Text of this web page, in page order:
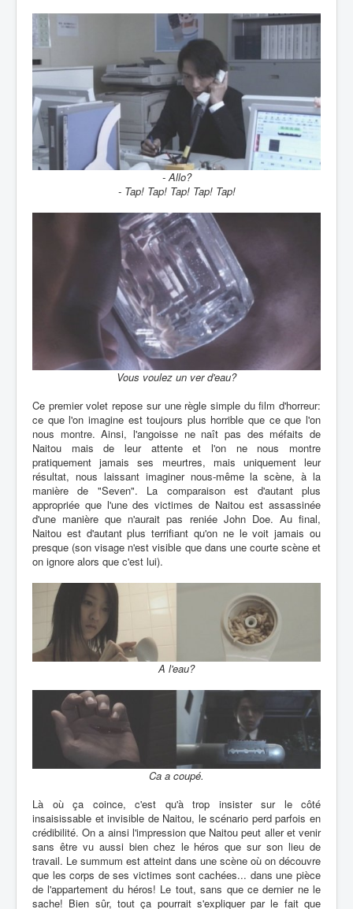
- Allo?
- Tap! Tap! Tap! Tap! Tap!
Vous voulez un ver d'eau?
Ce premier volet repose sur une règle simple du film d'horreur:
ce que l'on imagine est toujours plus horrible que ce que l'on
nous montre. Ainsi, l'angoisse ne naît pas des méfaits de
Naitou mais de leur attente et l'on ne nous montre
pratiquement jamais ses meurtres, mais uniquement leur
résultat, nous laissant imaginer nous-même la scène, à la
manière de "Seven". La comparaison est d'autant plus
appropriée que l'une des victimes de Naitou est assassinée
d'une manière que n'aurait pas reniée John Doe. Au final,
Naitou est d'autant plus terrifiant qu'on ne le voit jamais ou
presque (son visage n'est visible que dans une courte scène et
on ignore alors que c'est lui).
A l'eau?
Ca a coupé.
Là où ça coince, c'est qu'à trop insister sur le côté
insaisissable et invisible de Naitou, le scénario perd parfois en
crédibilité. On a ainsi l'impression que Naitou peut aller et venir
sans être vu aussi bien chez le héros que sur son lieu de
travail. Le summum est atteint dans une scène où on découvre
que les corps de ses victimes sont cachées... dans une pièce
de l'appartement du héros! Le tout, sans que ce dernier ne le
sache! Bien sûr, tout ça pourrait s'expliquer par le fait que